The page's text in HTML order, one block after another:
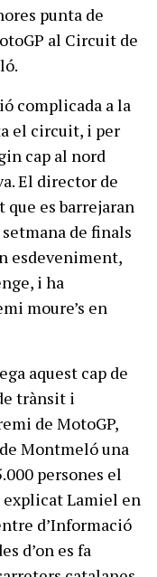
punta de
al Circuit de
complicada a la
el circuit, i per
cap al nord
El director de
que es barrejaran
de finals
esdeveniment,
i ha
moure’s en
aquest cap de
trànsit i
de MotoGP,
Montmeló una
persones el
explicat Lamiel en
d’Informació
d’on es fa